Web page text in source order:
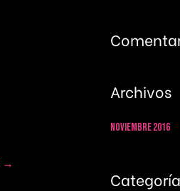
→
Archivos
noviembre 2016